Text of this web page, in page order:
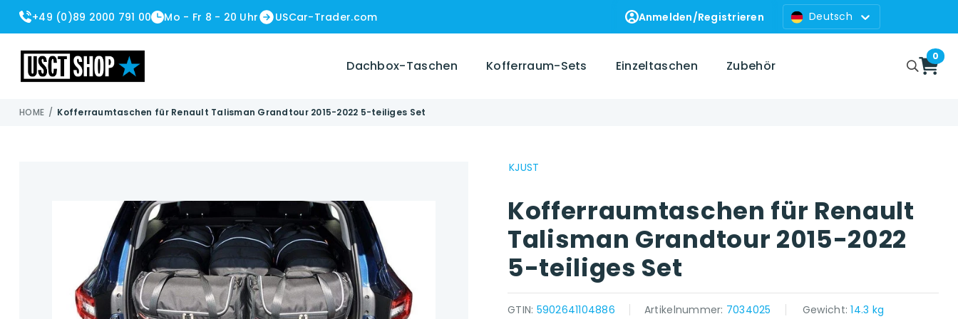
+49 (0)89 2000 791 00 Mo - Fr 8 - 20 Uhr USCar-Trader.com Anmelden/Registrieren Deutsch
Dachbox-Taschen Kofferraum-Sets Einzeltaschen Zubehör
0
HOME / Kofferraumtaschen für Renault Talisman Grandtour 2015-2022 5-teiliges Set
KJUST
Kofferraumtaschen für Renault
Talisman Grandtour 2015-2022
5-teiliges Set
GTIN: 5902641104886 Artikelnummer: 7034025 Gewicht:14.3 kg